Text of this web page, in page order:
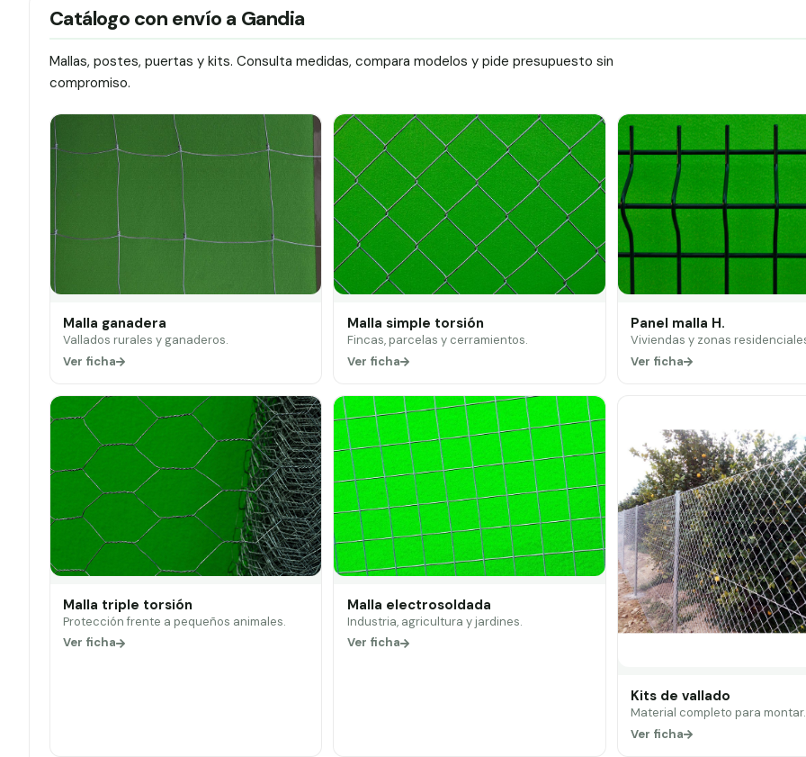
Catálogo con envío a Gandia
Mallas, postes, puertas y kits. Consulta medidas, compara modelos y pide presupuesto sin
compromiso.
Malla ganadera
Vallados rurales y ganaderos.
Ver ficha
Malla simple torsión
Fincas, parcelas y cerramientos.
Ver ficha
Panel malla H.
Viviendas y zonas
Ver ficha
Malla triple torsión
Protección frente a pequeños animales.
Ver ficha
Malla electrosoldada
Industria, agricultura y jardines.
Ver ficha
Kits de vallado
Material completo para montar.
Ver ficha